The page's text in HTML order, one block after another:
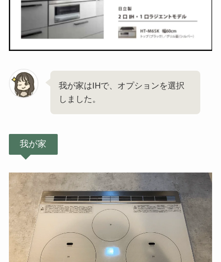
我が家はIHで、オプションを選択
しました。
我が家